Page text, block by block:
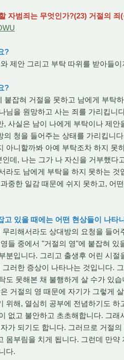
자범죄는 무엇인가?(23) 거절의 죄
?
제안 그리고 부탁 따위를 받아들
?
붙잡혀 거절을 못하고 남에게 부탁
님을 원망하고 사는 죄를 가리킵니
, 사실은 남이 나에게 부탁이나 제
의 청을 들어주는 상태를 가리킵니
아니할까봐 아예 부탁조차 하지 못
데, 나는 그가 나 자신을 거부했
라도 남에게 부탁을 하지 못하는
중한 일감 때문에 쉬지 못하고, 어
고 있을 때에는 어떤 현상들이 나타
리해서라도 상대방의 요청을 들
들 중에서 "거절의 영"에 붙잡혀
분입니다. 그리고 출생후 어린 시
러한 증상이 나타나는 것입니다.
도 못해본 채 불행하게 살 수가 있
거절의 영 때문에 자기가 그렇게
위해, 열심히 공부에 전념하기도
없고 불안하고 초초해합니다. 그
가 되기도 합니다. 그러므로 거절
몸부림을 치게 됩니다. 그런데 만
다.